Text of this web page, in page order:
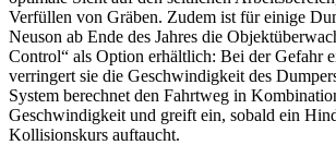
Verfüllen von Gräben. Zudem ist für einige
Neuson ab Ende des Jahres die
Control“ als Option erhältlich: Bei der Gefahr
verringert sie die Geschwindigkeit des
System berechnet den Fahrtweg in
Geschwindigkeit und greift ein, sobald ein
Kollisionskurs auftaucht.